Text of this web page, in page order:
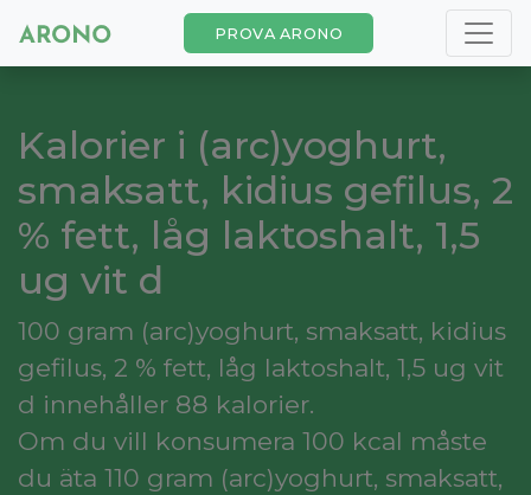
PROVA ARONO
Kalorier i (arc)yoghurt,
smaksatt, kidius gefilus, 2
% fett, låg laktoshalt, 1,5
ug vit d
100 gram (arc)yoghurt, smaksatt, kidius
gefilus, 2 % fett, låg laktoshalt, 1,5 ug vit
d innehåller 88 kalorier.
Om du vill konsumera 100 kcal måste
du äta 110 gram (arc)yoghurt, smaksatt,